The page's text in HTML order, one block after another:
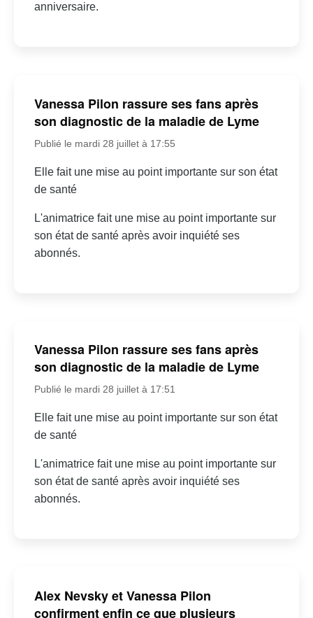
anniversaire.
Vanessa Pilon rassure ses fans après
son diagnostic de la maladie de Lyme
Publié le mardi 28 juillet à 17:55
Elle fait une mise au point importante sur son état
de santé
L'animatrice fait une mise au point importante sur
son état de santé après avoir inquiété ses
abonnés.
Vanessa Pilon rassure ses fans après
son diagnostic de la maladie de Lyme
Publié le mardi 28 juillet à 17:51
Elle fait une mise au point importante sur son état
de santé
L'animatrice fait une mise au point importante sur
son état de santé après avoir inquiété ses
abonnés.
Alex Nevsky et Vanessa Pilon
confirment enfin ce que plusieurs